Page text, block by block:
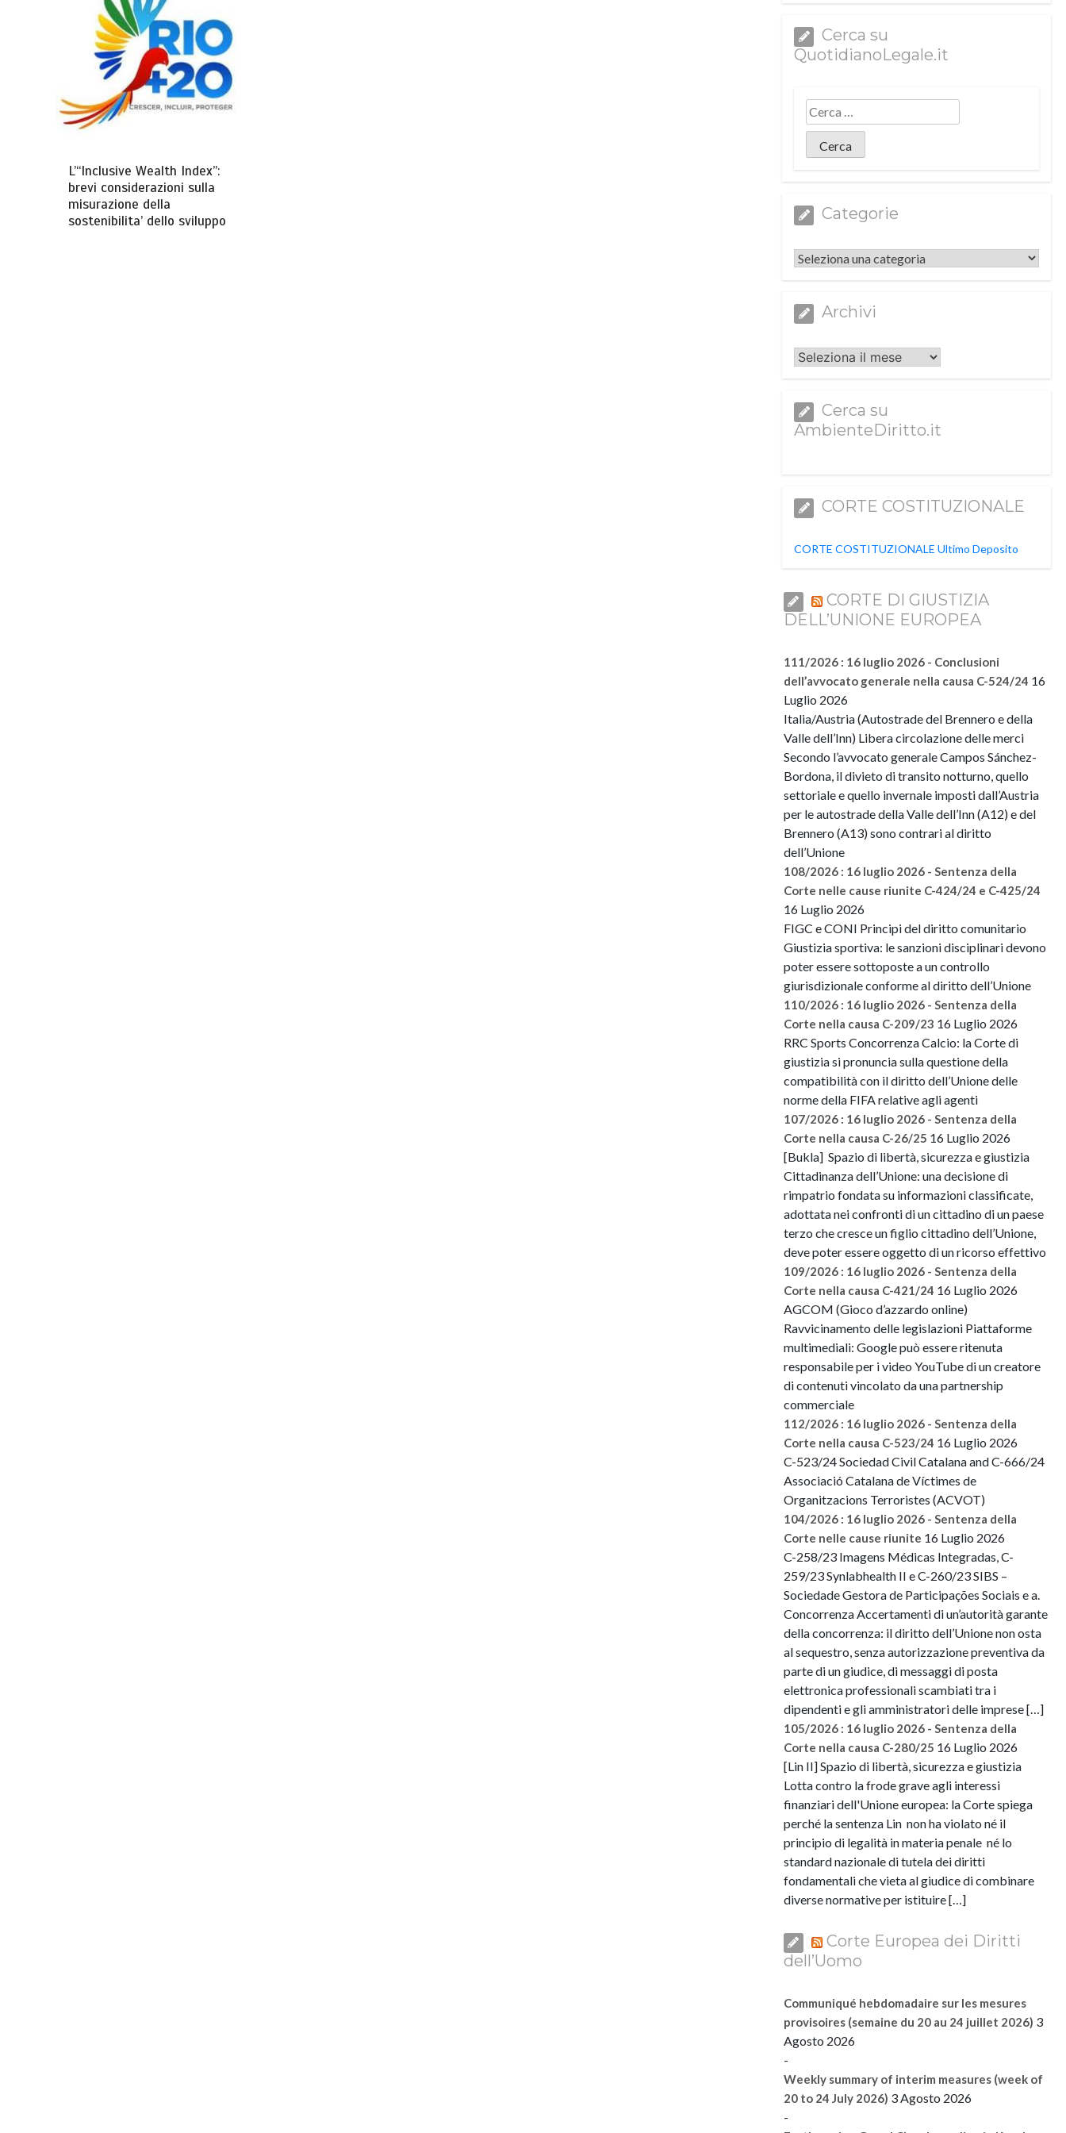
L’“Inclusive Wealth Index”:
brevi considerazioni sulla
misurazione della
sostenibilita’ dello sviluppo
Cerca su
QuotidianoLegale.it
Categorie
Categorie
Archivi
Archivi
Cerca su
AmbienteDiritto.it
CORTE COSTITUZIONALE
CORTE COSTITUZIONALE Ultimo Deposito
CORTE DI GIUSTIZIA
DELL’UNIONE EUROPEA
111/2026 : 16 luglio 2026 - Conclusioni
dell’avvocato generale nella causa C-524/24 16
Luglio 2026
Italia/Austria (Autostrade del Brennero e della
Valle dell’Inn) Libera circolazione delle merci
Secondo l’avvocato generale Campos Sánchez-
Bordona, il divieto di transito notturno, quello
settoriale e quello invernale imposti dall’Austria
per le autostrade della Valle dell’Inn (A12) e del
Brennero (A13) sono contrari al diritto
dell’Unione
108/2026 : 16 luglio 2026 - Sentenza della
Corte nelle cause riunite C-424/24 e C-425/24
16 Luglio 2026
FIGC e CONI Principi del diritto comunitario
Giustizia sportiva: le sanzioni disciplinari devono
poter essere sottoposte a un controllo
giurisdizionale conforme al diritto dell’Unione
110/2026 : 16 luglio 2026 - Sentenza della
Corte nella causa C-209/23 16 Luglio 2026
RRC Sports Concorrenza Calcio: la Corte di
giustizia si pronuncia sulla questione della
compatibilità con il diritto dell’Unione delle
norme della FIFA relative agli agenti
107/2026 : 16 luglio 2026 - Sentenza della
Corte nella causa C-26/25 16 Luglio 2026
[Bukla] Spazio di libertà, sicurezza e giustizia
Cittadinanza dell’Unione: una decisione di
rimpatrio fondata su informazioni classificate,
adottata nei confronti di un cittadino di un paese
terzo che cresce un figlio cittadino dell’Unione,
deve poter essere oggetto di un ricorso effettivo
109/2026 : 16 luglio 2026 - Sentenza della
Corte nella causa C-421/24 16 Luglio 2026
AGCOM (Gioco d’azzardo online)
Ravvicinamento delle legislazioni Piattaforme
multimediali: Google può essere ritenuta
responsabile per i video YouTube di un creatore
di contenuti vincolato da una partnership
commerciale
112/2026 : 16 luglio 2026 - Sentenza della
Corte nella causa C-523/24 16 Luglio 2026
C-523/24 Sociedad Civil Catalana and C-666/24
Associació Catalana de Víctimes de
Organitzacions Terroristes (ACVOT)
104/2026 : 16 luglio 2026 - Sentenza della
Corte nelle cause riunite 16 Luglio 2026
C-258/23 Imagens Médicas Integradas, C-
259/23 Synlabhealth II e C-260/23 SIBS –
Sociedade Gestora de Participações Sociais e a.
Concorrenza Accertamenti di un’autorità garante
della concorrenza: il diritto dell’Unione non osta
al sequestro, senza autorizzazione preventiva da
parte di un giudice, di messaggi di posta
elettronica professionali scambiati tra i
dipendenti e gli amministratori delle imprese […]
105/2026 : 16 luglio 2026 - Sentenza della
Corte nella causa C-280/25 16 Luglio 2026
[Lin II] Spazio di libertà, sicurezza e giustizia
Lotta contro la frode grave agli interessi
finanziari dell'Unione europea: la Corte spiega
perché la sentenza Lin non ha violato né il
principio di legalità in materia penale né lo
standard nazionale di tutela dei diritti
fondamentali che vieta al giudice di combinare
diverse normative per istituire […]
Corte Europea dei Diritti
dell’Uomo
Communiqué hebdomadaire sur les mesures
provisoires (semaine du 20 au 24 juillet 2026) 3
Agosto 2026
-
Weekly summary of interim measures (week of
20 to 24 July 2026) 3 Agosto 2026
-